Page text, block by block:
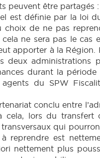
peuvent être partagés :
est définie par la loi
de ne pas
ne sera pas le cas
apporter à la Région.
administrations
durant la
du SPW
conclu entre
lors du transfert
qui
reprendre est
nettement plus